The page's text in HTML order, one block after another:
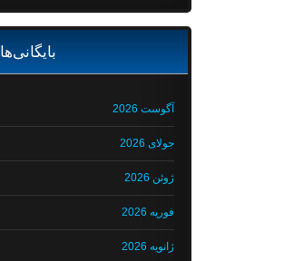
بایگانی‌ها
آگوست 2026
جولای 2026
ژوئن 2026
فوریه 2026
ژانویه 2026